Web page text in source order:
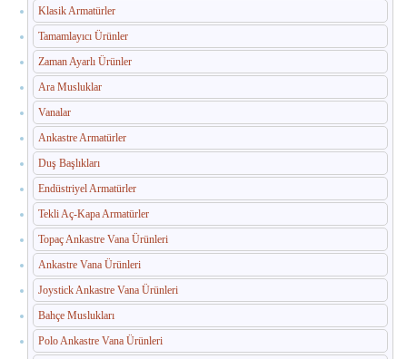
El Kurutma Makineleri
🔐 En Güvenilir Adres
Fotoselli Kağıt Havluluklar
Sabunluklar
Otel Ekipmanları
Umumi Wc ve Banyo Ekipmanları
Havuz Duş Kulesi & Sahil Duş Kulesi
Açık Alan Su Çeşmesi(Sebil)
Medikal Ekipmanlar
Paslanmaz Havuz Ekipmanları
Klasik Armatürler
Tamamlayıcı Ürünler
Zaman Ayarlı Ürünler
Ara Musluklar
Vanalar
Ankastre Armatürler
Duş Başlıkları
Endüstriyel Armatürler
Tekli Aç-Kapa Armatürler
Topaç Ankastre Vana Ürünleri
Ankastre Vana Ürünleri
Joystick Ankastre Vana Ürünleri
Bahçe Muslukları
Polo Ankastre Vana Ürünleri